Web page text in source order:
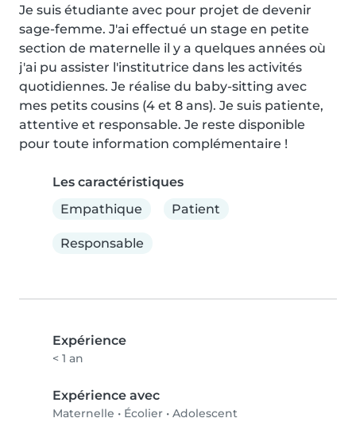
Je suis étudiante avec pour projet de devenir
sage-femme. J'ai effectué un stage en petite
section de maternelle il y a quelques années où
j'ai pu assister l'institutrice dans les activités
quotidiennes. Je réalise du baby-sitting avec
mes petits cousins (4 et 8 ans). Je suis patiente,
attentive et responsable. Je reste disponible
pour toute information complémentaire !
Les caractéristiques
Empathique
Patient
Responsable
Expérience
< 1 an
Expérience avec
Maternelle • Écolier • Adolescent